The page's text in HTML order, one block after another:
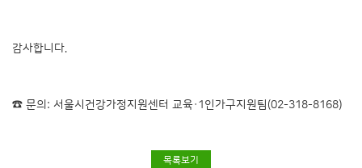
감사합니다.
☎ 문의: 서울시건강가정지원센터 교육·1인가구지원팀(02-318-8168)
목록보기